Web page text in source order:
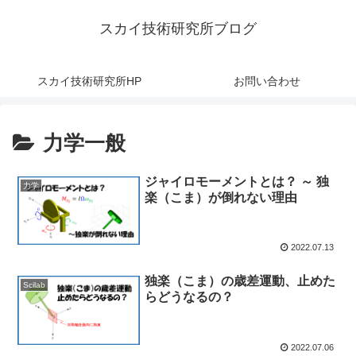
スカイ技術研究所ブログ
スカイ技術研究所HP お問い合わせ
力学一般
力学
ジャイロモーメントとは？ ～ 独
楽（こま）が倒れない理由
2022.07.13
Scilab
独楽（こま）の歳差運動、止めた
らどうなるの？
2022.07.06